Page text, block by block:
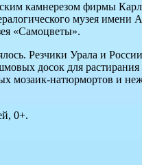
камнерезом фирмы
музея
«Самоцветы».
Резчики Урала и
досок для
мозаик-натюрмортов и
0+.